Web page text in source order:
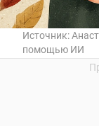
Источник:
помощью ИИ